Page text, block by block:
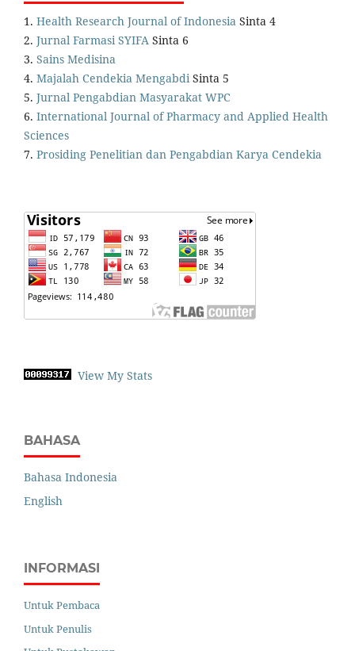
1. Health Research Journal of Indonesia Sinta 4
2. Jurnal Farmasi SYIFA Sinta 6
3. Sains Medisina
4. Majalah Cendekia Mengabdi Sinta 5
5. Jurnal Pengabdian Masyarakat WPC
6. International Journal of Pharmacy and Applied Health
Sciences
7. Prosiding Penelitian dan Pengabdian Karya Cendekia
View My Stats
BAHASA
Bahasa Indonesia
English
INFORMASI
Untuk Pembaca
Untuk Penulis